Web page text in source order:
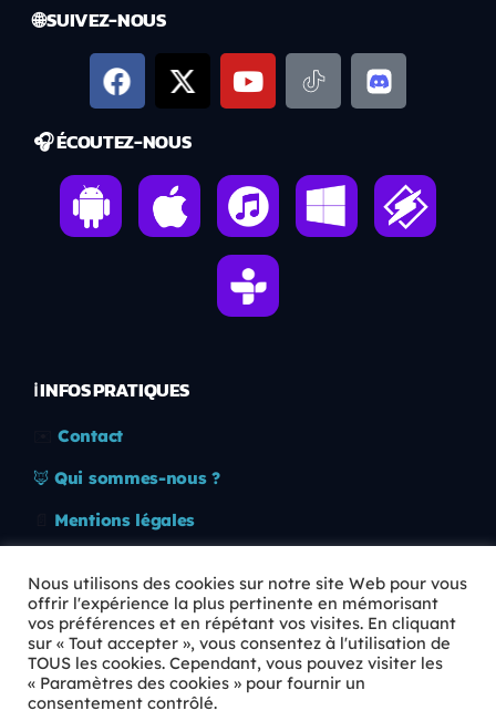
🌐 SUIVEZ-NOUS
🎧 ÉCOUTEZ-NOUS
ℹ️ INFOS PRATIQUES
Contact
🦊 Qui sommes-nous ?
Mentions légales
🛡️ RGPD
Copyright © 2026 Animkids. Tous droits réservés.
Nous utilisons des cookies sur notre site Web pour vous
offrir l'expérience la plus pertinente en mémorisant
vos préférences et en répétant vos visites. En cliquant
sur « Tout accepter », vous consentez à l'utilisation de
TOUS les cookies. Cependant, vous pouvez visiter les
« Paramètres des cookies » pour fournir un
consentement contrôlé.